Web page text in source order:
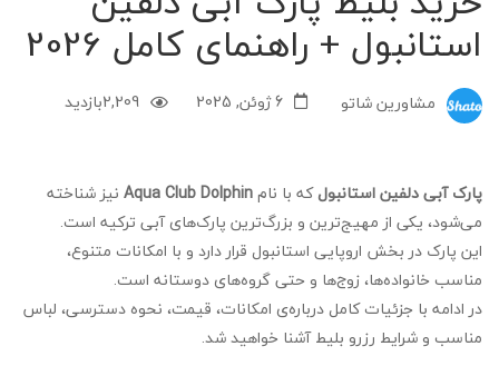
استانبول + راهنمای کامل 2026
مشاورین شاتو 6 ژوئن, 2025 بازدید2,209
پارک آبی دلفین استانبولکه با نامAqua Club Dolphin نیز شناخته
می‌شود، یکی از مهیج‌ترین و بزرگ‌ترین پارک‌های آبی ترکیه است.
این پارک در بخش اروپایی استانبول قرار دارد و با امکانات متنوع،
مناسب خانواده‌ها، زوج‌ها و حتی گروه‌های دوستانه است.
در ادامه با جزئیات کامل درباره‌ی امکانات، قیمت، نحوه دسترسی، لباس
مناسب و شرایط رزرو بلیط آشنا خواهید شد.